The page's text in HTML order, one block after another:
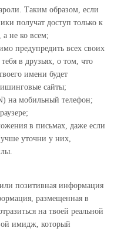
Таким образом, если
получат доступ только к
не ко всем;
предупредить всех своих
в друзьях, о том, что
имени будет
сайты;
на мобильный телефон;
в письмах, даже если
уточни у них,
позитивная информация
размещенная в
на твоей реальной
имидж, который